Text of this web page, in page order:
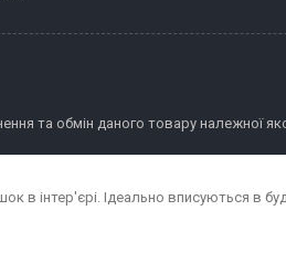
та обмін даного товару належної
інтер'єрі. Ідеально вписуються в